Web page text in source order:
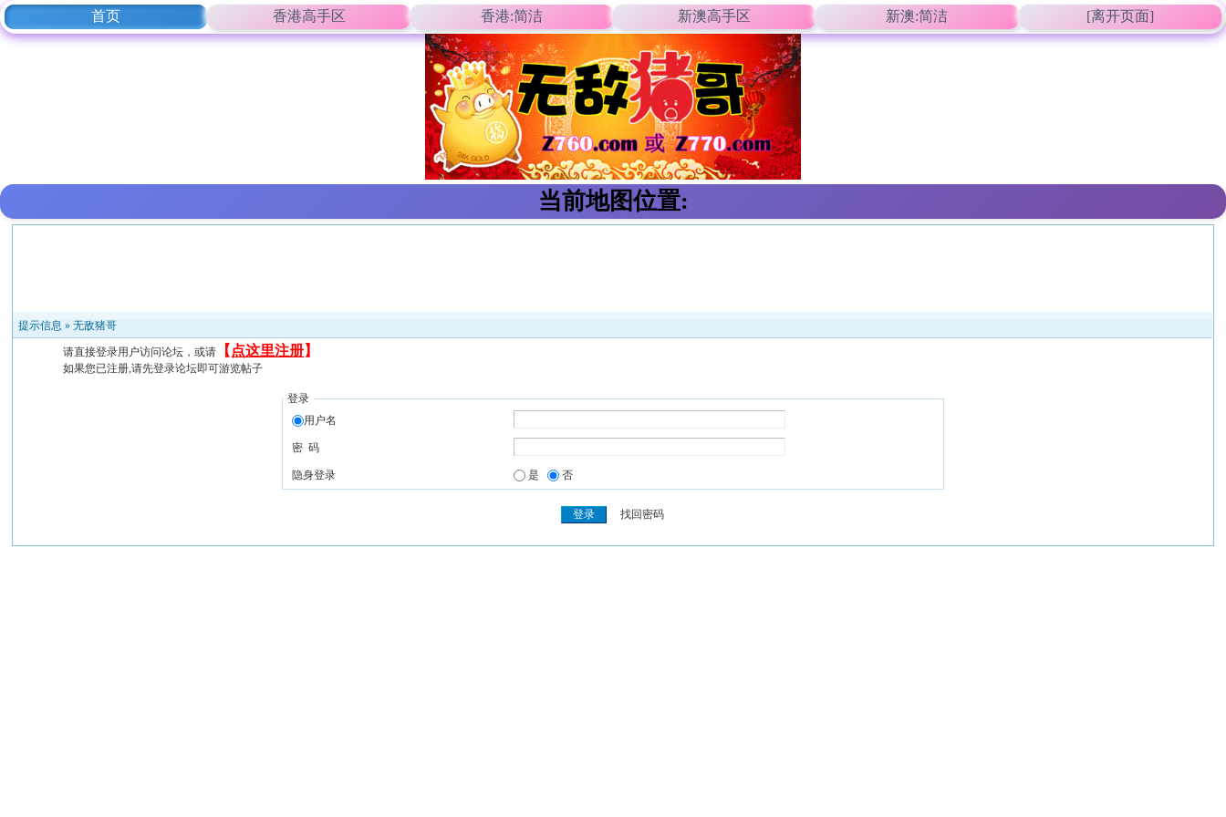
首页 香港高手区 香港:简洁 新澳高手区 新澳:简洁 [离开页面]
当前地图位置:
提示信息 »无敌猪哥
请直接登录用户访问论坛，或请 【 点这里注册】
如果您已注册,请先登录论坛即可游览帖子
登录
用户名
密 码
隐身登录 是 否
找回密码